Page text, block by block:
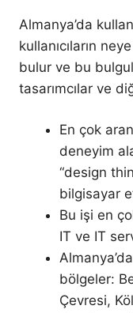
Almanya’da
kullanıcıların
bulur ve bu
tasarımcılar ve
En çok
deneyim
“design
bilgisayar
Bu işi en
IT ve IT
bölgeler:
Çevresi,